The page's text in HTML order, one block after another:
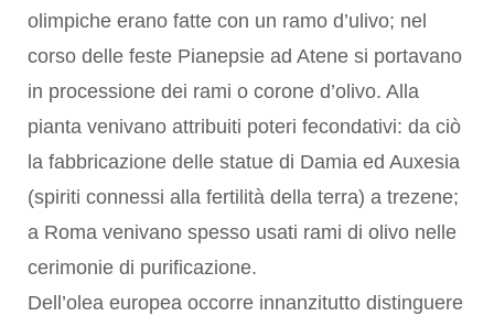
olimpiche erano fatte con un ramo d’ulivo; nel
corso delle feste Pianepsie ad Atene si portavano
in processione dei rami o corone d’olivo. Alla
pianta venivano attribuiti poteri fecondativi: da ciò
la fabbricazione delle statue di Damia ed Auxesia
(spiriti connessi alla fertilità della terra) a trezene;
a Roma venivano spesso usati rami di olivo nelle
cerimonie di purificazione.
Dell’olea europea occorre innanzitutto distinguere